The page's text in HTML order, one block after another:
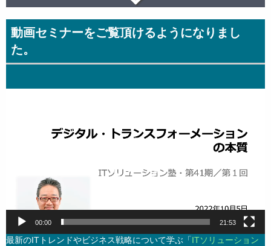
動画セミナーをご覧頂けるようになりまし
た。
00:00 21:53
最新のITトレンドやビジネス戦略について学ぶ「ITソリューション